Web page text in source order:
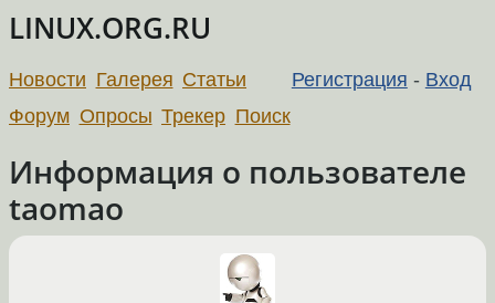
LINUX.ORG.RU
Регистрация - Вход
Новости Галерея Статьи
Форум Опросы Трекер Поиск
Информация о пользователе
taomao